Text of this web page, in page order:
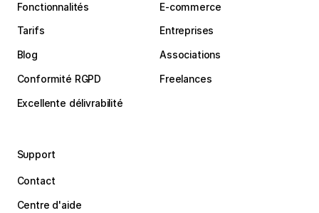
Fonctionnalités
Tarifs
Blog
Conformité RGPD
Excellente délivrabilité
E-commerce
Entreprises
Associations
Freelances
Support
Contact
Centre d'aide